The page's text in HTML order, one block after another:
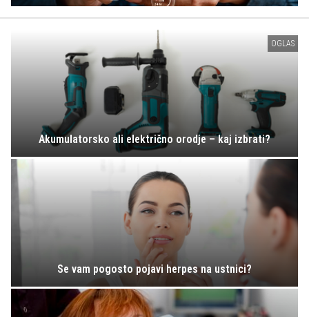
OGLAS
Akumulatorsko ali električno orodje – kaj izbrati?
Se vam pogosto pojavi herpes na ustnici?